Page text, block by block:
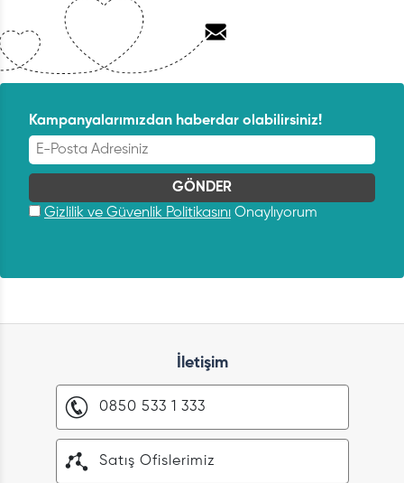
Kampanyalarımızdan haberdar olabilirsiniz!
Gizlilik ve Güvenlik Politikasını Onaylıyorum
İletişim
0850 533 1 333
Satış Ofislerimiz